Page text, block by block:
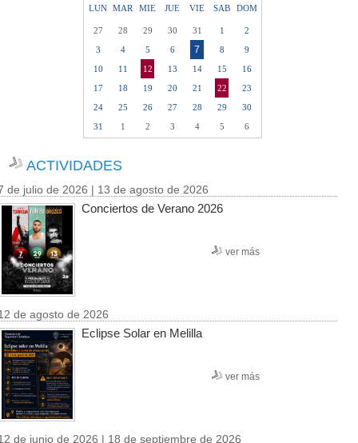
LUN MAR MIE JUE VIE SAB DOM
27 28 29 30 31 1
2
3
4 5 6 7 8
9
10
11 12 13 14 15
16
17
18 19 20 21 22
23
24
25 26 27 28 29
30
31
1 2 3 4 5 6
ACTIVIDADES
de julio de 2026 | 13 de agosto de 2026
Conciertos de Verano 2026
ver más
de agosto de 2026
Eclipse Solar en Melilla
ver más
de junio de 2026 | 18 de septiembre de 2026